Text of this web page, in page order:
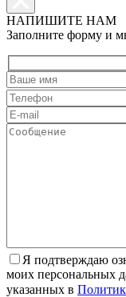
НАПИШИТЕ НАМ
Заполните форму и
Я подтверждаю
моих персональных
указанных в